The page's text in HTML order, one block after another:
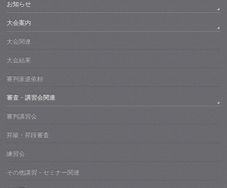
お知らせ
大会案内
大会関連
大会結果
審判派遣依頼
審査・講習会関連
審判講習会
昇級・昇段審査
練習会
その他講習・セミナー関連